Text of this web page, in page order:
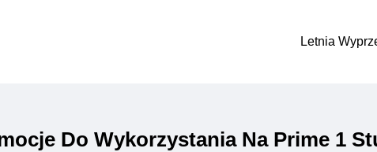
Letnia
Do Wykorzystania Na Prime 1